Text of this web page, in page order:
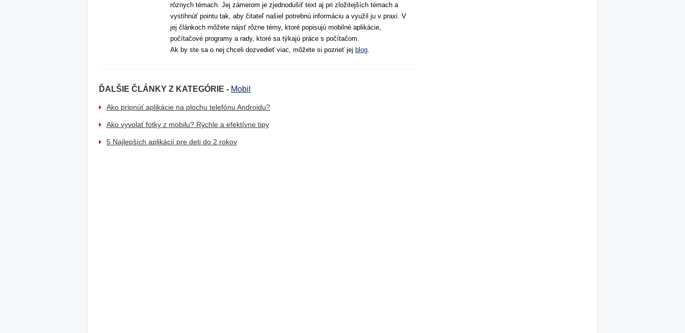
rôznych témach. Jej zámerom je zjednodušiť text aj pri zložitejších témach a
vystihnúť pointu tak, aby čitateľ našiel potrebnú informáciu a využil ju v praxi. V
jej článkoch môžete nájsť rôzne témy, ktoré popisujú mobilné aplikácie,
počítačové programy a rady, ktoré sa týkajú práce s počítačom.
Ak by ste sa o nej chceli dozvedieť viac, môžete si pozrieť jej blog.
ĎALŠIE ČLÁNKY Z KATEGÓRIE - Mobil
Ako pripnúť aplikácie na plochu telefónu Androidu?
Ako vyvolať fotky z mobilu? Rýchle a efektívne tipy
5 Najlepších aplikácií pre deti do 2 rokov